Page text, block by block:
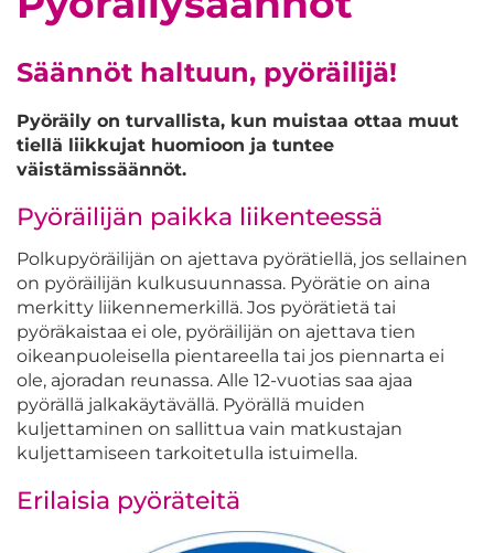
Säännöt haltuun, pyöräilijä!
Pyöräily on turvallista, kun muistaa ottaa muut
tiellä liikkujat huomioon ja tuntee
väistämissäännöt.
Pyöräilijän paikka liikenteessä
Polkupyöräilijän on ajettava pyörätiellä, jos sellainen
on pyöräilijän kulkusuunnassa. Pyörätie on aina
merkitty liikennemerkillä. Jos pyörätietä tai
pyöräkaistaa ei ole, pyöräilijän on ajettava tien
oikeanpuoleisella pientareella tai jos piennarta ei
ole, ajoradan reunassa. Alle 12-vuotias saa ajaa
pyörällä jalkakäytävällä. Pyörällä muiden
kuljettaminen on sallittua vain matkustajan
kuljettamiseen tarkoitetulla istuimella.
Erilaisia pyöräteitä